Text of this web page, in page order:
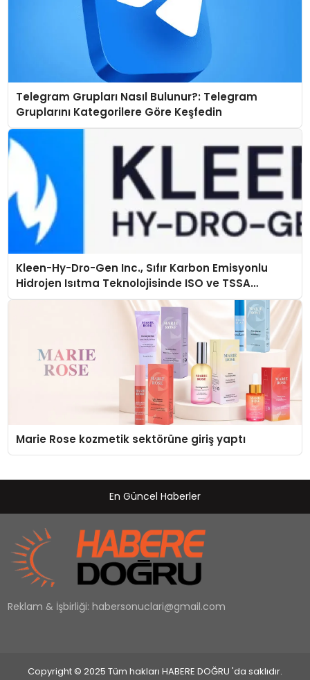
Telegram Grupları Nasıl Bulunur?: Telegram
Gruplarını Kategorilere Göre Keşfedin
Kleen-Hy-Dro-Gen Inc., Sıfır Karbon Emisyonlu
Hidrojen Isıtma Teknolojisinde ISO ve TSSA
Düzenleyici Onaylarını Aldı
Marie Rose kozmetik sektörüne giriş yaptı
En Güncel Haberler
Reklam & İşbirliği: habersonuclari@gmail.com
Copyright © 2025 Tüm hakları HABERE DOĞRU 'da saklıdır.